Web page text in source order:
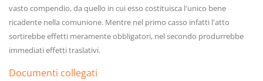
vasto compendio, da quello in cui esso costituisca l'unico bene
ricadente nella comunione. Mentre nel primo casso infatti l'atto
sortirebbe effetti meramente obbligatori, nel secondo produrrebbe
immediati effetti traslativi.
Documenti collegati